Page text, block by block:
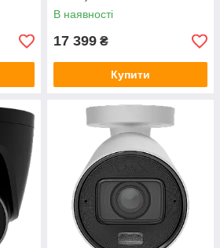
В наявності
17 399 ₴
Купити